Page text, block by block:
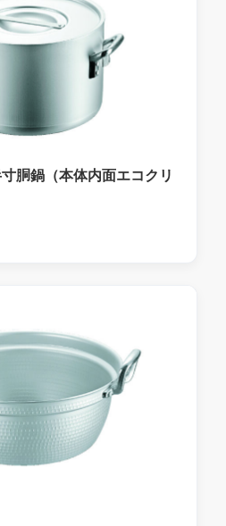
胴鍋（本体内面エコクリ